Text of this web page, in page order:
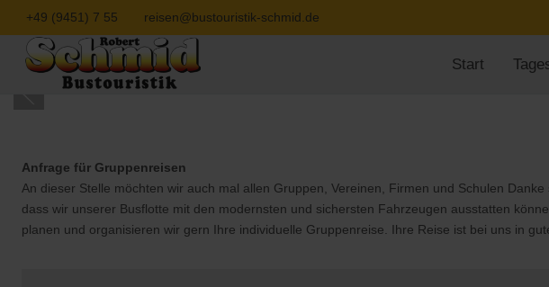
+49 (9451) 7 55 reisen@bustouristik-schmid.de
Start
Anfrage für Gruppenreisen
An dieser Stelle möchten wir auch mal allen Gruppen, Vereinen, Firmen und Schulen
dass wir unserer Busflotte mit den modernsten und sichersten Fahrzeugen ausstatten
planen und organisieren wir gern Ihre individuelle Gruppenreise. Ihre Reise ist bei uns in